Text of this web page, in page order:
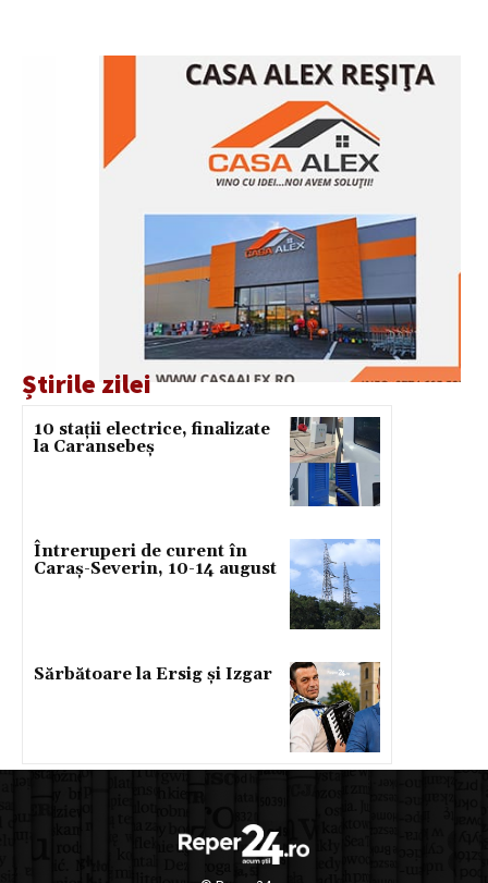
Știrile zilei
10 stații electrice, finalizate
la Caransebeș
Întreruperi de curent în
Caraș-Severin, 10-14 august
Sărbătoare la Ersig și Izgar